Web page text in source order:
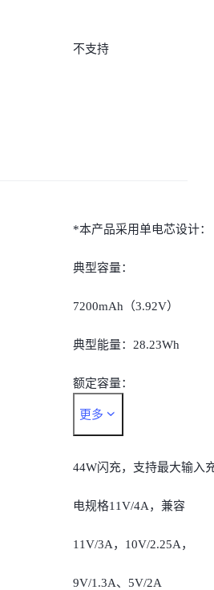
不支持
*本产品采用单电芯设计：
典型容量：
7200mAh（3.92V）
典型能量：28.23Wh
额定容量：
7060mAh（3.92V）
额定能量：27.68Wh
更多
44W闪充，支持最大输入
电规格11V/4A，兼容
11V/3A，10V/2.25A，
9V/1.3A、5V/2A